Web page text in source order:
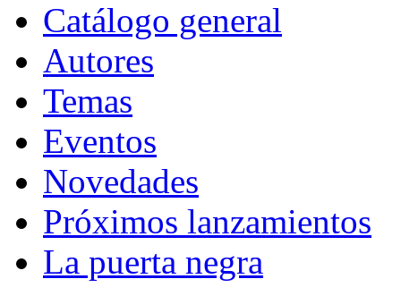
Catálogo general
Autores
Temas
Eventos
Novedades
Próximos lanzamientos
La puerta negra